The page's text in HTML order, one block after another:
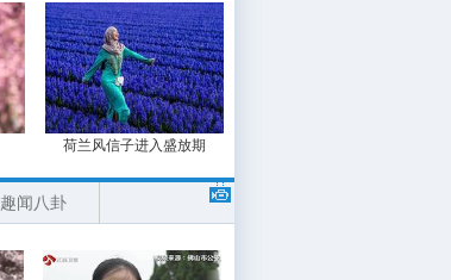
荷兰风信子进入盛放期
趣闻八卦